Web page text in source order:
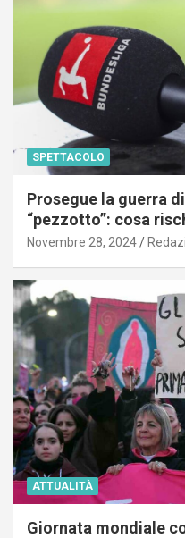
SPETTACOLO
Prosegue la guerra
“pezzotto”: cosa
Novembre 28, 2024
ATTUALITÀ
Giornata mondiale